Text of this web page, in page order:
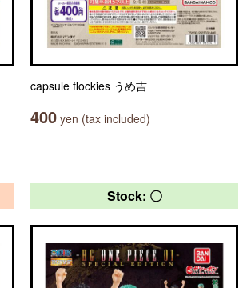
capsule flockies うめ吉
400 yen (tax included)
Stock: 〇